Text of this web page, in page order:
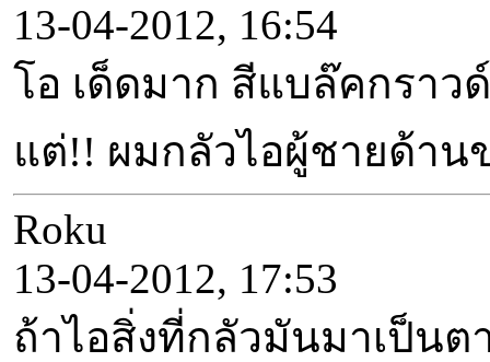
13-04-2012, 16:54
โอ เด็ดมาก สีแบล๊คกราว
แต่!! ผมกลัวไอผู้ชายด้าน
Roku
13-04-2012, 17:53
ถ้าไอสิ่งที่กลัวมันมาเป็นต